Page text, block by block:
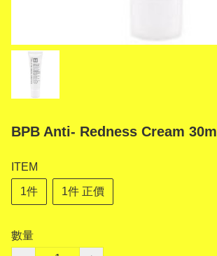
BPB Anti- Redness Cream 30ml
ITEM
1件 1件 正價
數量